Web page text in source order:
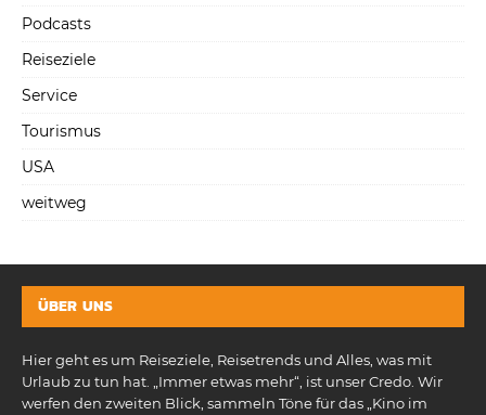
Podcasts
Reiseziele
Service
Tourismus
USA
weitweg
ÜBER UNS
Hier geht es um Reiseziele, Reisetrends und Alles, was mit
Urlaub zu tun hat. „Immer etwas mehr“, ist unser Credo. Wir
werfen den zweiten Blick, sammeln Töne für das „Kino im